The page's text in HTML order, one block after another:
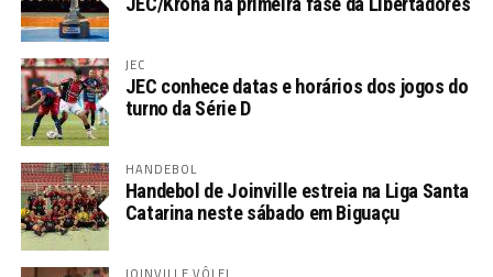
JEC
JEC conhece datas e horários dos jogos do
turno da Série D
HANDEBOL
Handebol de Joinville estreia na Liga Santa
Catarina neste sábado em Biguaçu